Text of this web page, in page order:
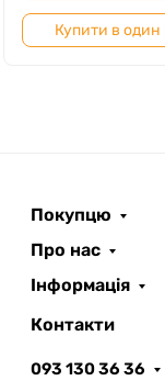
Купити в один
Покупцю
Про нас
Інформація
Контакти
093 130 36 36